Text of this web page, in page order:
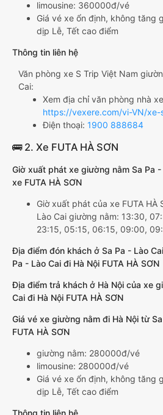
limousine: 360000đ/vé
Giá vé xe ổn định, không tăng
dịp Lễ, Tết cao điểm
Thông tin liên hệ
Văn phòng xe S Trip Việt Nam
Cai:
Xem địa chỉ văn phòng nhà
https://vexere.com/vi-VN/
Điện thoại: 1900 888684
🚌 2. Xe FUTA HÀ SƠN
Giờ xuất phát xe giường nằm Sa Pa -
xe FUTA HÀ SƠN
Giờ xuất phát của xe FUTA HÀ
Lào Cai giường nằm: 13:30,
23:15, 05:15, 06:15, 09:00,
Địa điểm đón khách ở Sa Pa - Lào
Pa - Lào Cai đi Hà Nội FUTA HÀ SƠN
Địa điểm trả khách ở Hà Nội của xe
Cai đi Hà Nội FUTA HÀ SƠN
Giá vé xe giường nằm đi Hà Nội từ
FUTA HÀ SƠN
giường nằm: 280000đ/vé
limousine: 280000đ/vé
Giá vé xe ổn định, không tăng
dịp Lễ, Tết cao điểm
Thông tin liên hệ